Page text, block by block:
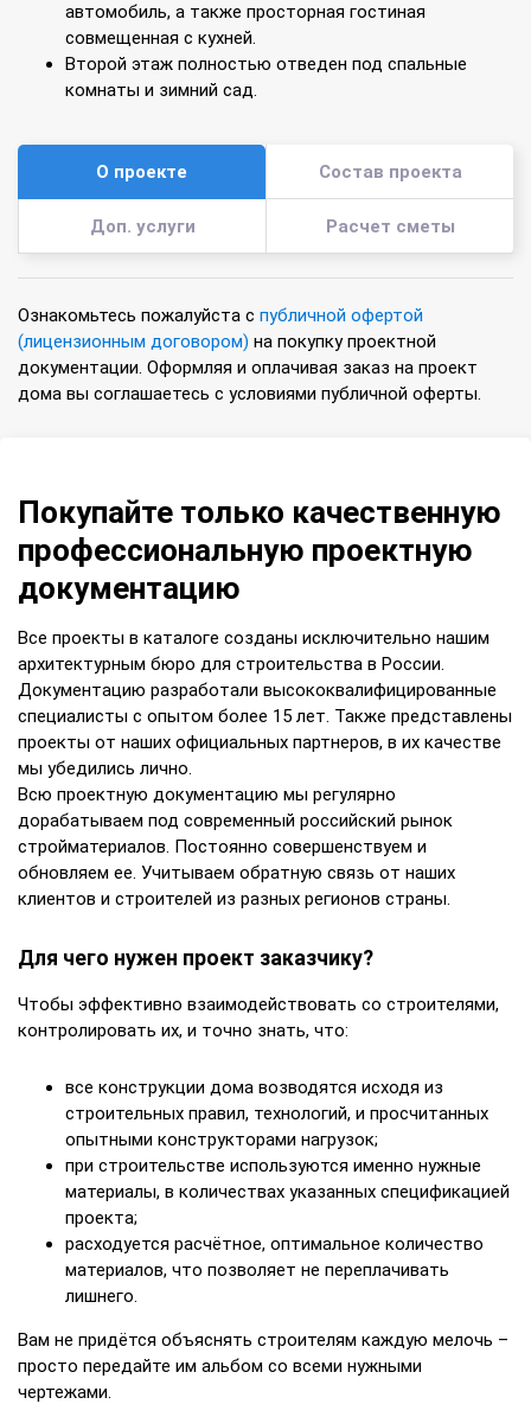
автомобиль, а также просторная гостиная
совмещенная с кухней.
Второй этаж полностью отведен под спальные
комнаты и зимний сад.
О проекте Состав проекта
Доп. услуги Расчет сметы
Ознакомьтесь пожалуйста с публичной офертой
(лицензионным договором) на покупку проектной
документации. Оформляя и оплачивая заказ на проект
дома вы соглашаетесь с условиями публичной оферты.
Покупайте только качественную
профессиональную проектную
документацию
Все проекты в каталоге созданы исключительно нашим
архитектурным бюро для строительства в России.
Документацию разработали высококвалифицированные
специалисты с опытом более 15 лет. Также представлены
проекты от наших официальных партнеров, в их качестве
мы убедились лично.
Всю проектную документацию мы регулярно
дорабатываем под современный российский рынок
стройматериалов. Постоянно совершенствуем и
обновляем ее. Учитываем обратную связь от наших
клиентов и строителей из разных регионов страны.
Для чего нужен проект заказчику?
Чтобы эффективно взаимодействовать со строителями,
контролировать их, и точно знать, что:
все конструкции дома возводятся исходя из
строительных правил, технологий, и просчитанных
опытными конструкторами нагрузок;
при строительстве используются именно нужные
материалы, в количествах указанных спецификацией
проекта;
расходуется расчётное, оптимальное количество
материалов, что позволяет не переплачивать
лишнего.
Вам не придётся объяснять строителям каждую мелочь –
просто передайте им альбом со всеми нужными
чертежами.